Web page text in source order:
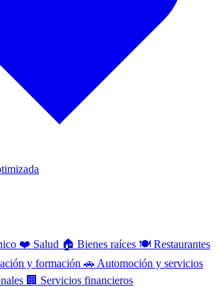
❤️ Salud 🏠 Bienes raíces 🍽️ Restaurantes
y formación 🚗 Automoción y servicios
🏢 Servicios financieros